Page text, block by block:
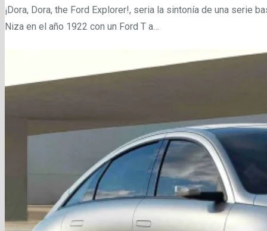
¡Dora, Dora, the Ford Explorer!, seria la sintonía de una serie
Niza en el año 1922 con un Ford T a…